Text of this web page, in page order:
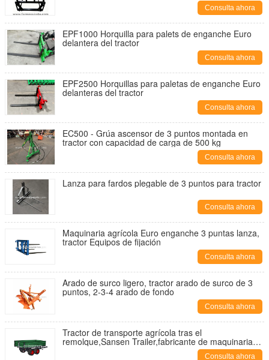
Consulta ahora
EPF1000 Horquilla para palets de enganche Euro
delantera del tractor
Consulta ahora
EPF2500 Horquillas para paletas de enganche Euro
delanteras del tractor
Consulta ahora
EC500 - Grúa ascensor de 3 puntos montada en
tractor con capacidad de carga de 500 kg
Consulta ahora
Lanza para fardos plegable de 3 puntos para tractor
Consulta ahora
Maquinaria agrícola Euro enganche 3 puntas lanza,
tractor Equipos de fijación
Consulta ahora
Arado de surco ligero, tractor arado de surco de 3
puntos, 2-3-4 arado de fondo
Consulta ahora
Tractor de transporte agrícola tras el
remolque,Sansen Trailer,fabricante de maquinaria
Consulta ahora